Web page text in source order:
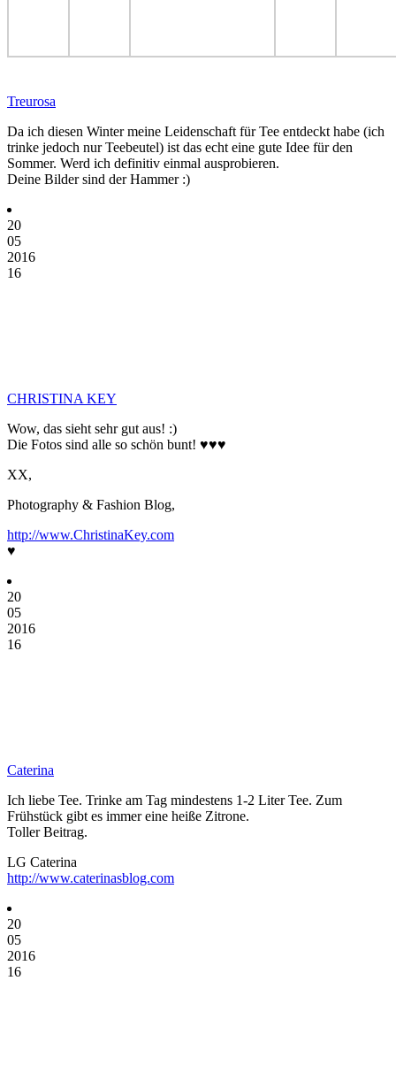
Treurosa
Da ich diesen Winter meine Leidenschaft für Tee entdeckt habe (ich
trinke jedoch nur Teebeutel) ist das echt eine gute Idee für den
Sommer. Werd ich definitiv einmal ausprobieren.
Deine Bilder sind der Hammer :)
20
05
2016
16
CHRISTINA KEY
Wow, das sieht sehr gut aus! :)
Die Fotos sind alle so schön bunt! ♥♥♥
XX,
Photography & Fashion Blog,
http://www.ChristinaKey.com
♥
20
05
2016
16
Caterina
Ich liebe Tee. Trinke am Tag mindestens 1-2 Liter Tee. Zum
Frühstück gibt es immer eine heiße Zitrone.
Toller Beitrag.
LG Caterina
http://www.caterinasblog.com
20
05
2016
16